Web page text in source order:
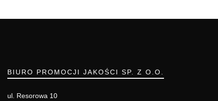
BIURO PROMOCJI JAKOŚCI SP. Z O.O.
ul. Resorowa 10